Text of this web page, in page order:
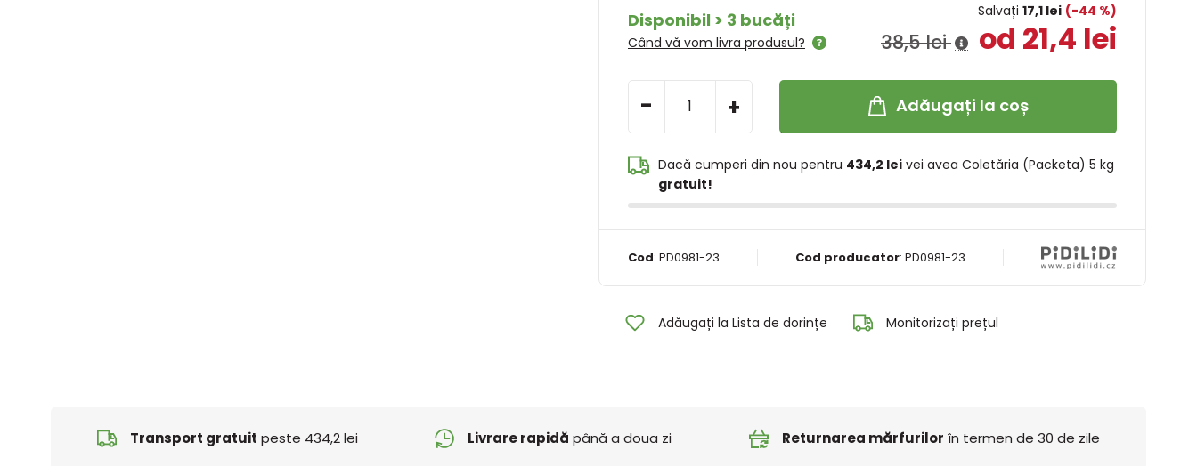
Disponibil > 3 bucăți
Când vă vom livra produsul?
Salvați17,1 lei (-44 %)
38,5 lei od 21,4 lei
- + Adăugați la coș
Dacă cumperi din nou pentru 434,2 leivei avea Coletăria (Packeta) 5 kg
gratuit!
Cod: PD0981-23 Cod producator: PD0981-23
Adăugați la Lista de dorințe Monitorizați prețul
Transport gratuit peste 434,2 lei Livrare rapidă până a doua zi Returnarea mărfurilor în termen de 30 de zile